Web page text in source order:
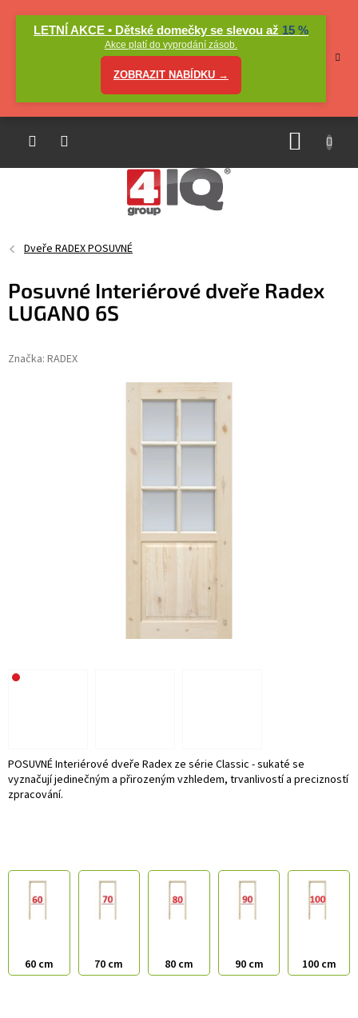
LETNÍ AKCE • Dětské domečky se slevou až 15 %
Akce platí do vyprodání zásob.
ZOBRAZIT NABÍDKU →
Dveře RADEX POSUVNÉ
Posuvné Interiérové dveře Radex
LUGANO 6S
Značka: RADEX
60 cm 70 cm 80 cm 90 cm 100 cm
POSUVNÉ Interiérové dveře Radex ze série Classic - sukaté se
vyznačují jedinečným a přirozeným vzhledem, trvanlivostí a precizností
zpracování.